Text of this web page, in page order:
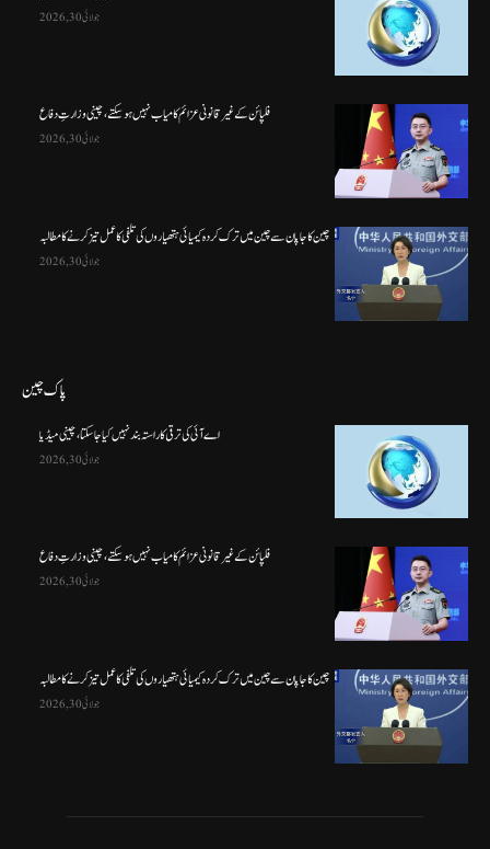
جولائی 30, 2026
فلپائن کے غیر قانونی عزائم کامیاب نہیں ہو سکتے ، چینی وزارتِ دفاع
جولائی 30, 2026
چین کا جاپان سے چین میں ترک کردہ کیمیائی ہتھیاروں کی تلفی کا عمل تیز کرنے کا مطالبہ
جولائی 30, 2026
پاک چین
اے آئی کی ترقی کا راستہ بند نہیں کیا جا سکتا، چینی میڈیا
جولائی 30, 2026
فلپائن کے غیر قانونی عزائم کامیاب نہیں ہو سکتے ، چینی وزارتِ دفاع
جولائی 30, 2026
چین کا جاپان سے چین میں ترک کردہ کیمیائی ہتھیاروں کی تلفی کا عمل تیز کرنے کا مطالبہ
جولائی 30, 2026